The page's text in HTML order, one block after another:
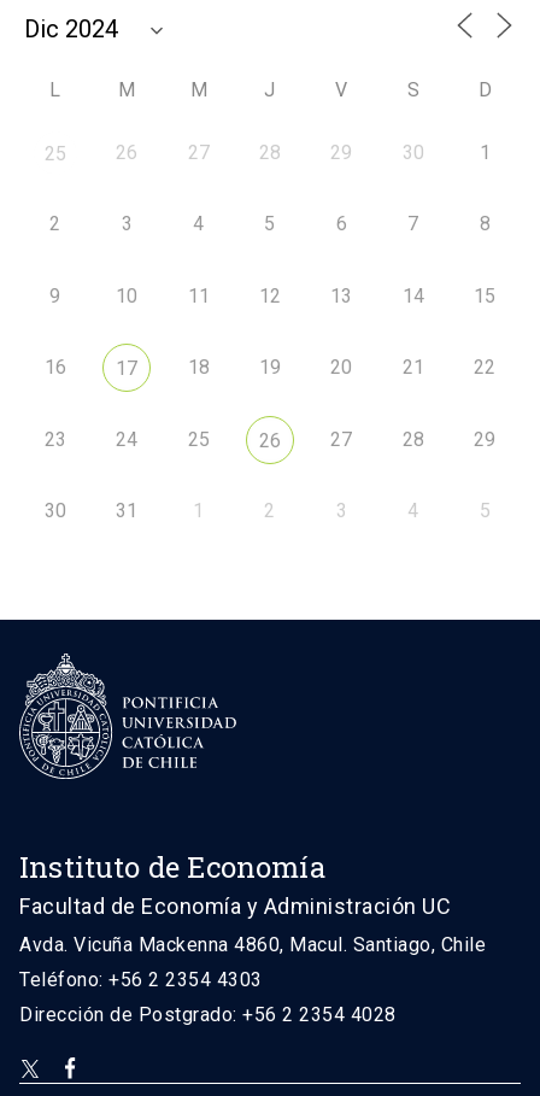
L M M J V S D
25 26 27 28 29 30 1
2 3 4 5 6 7 8
9 10 11 12 13 14 15
16 17 18 19 20 21 22
23 24 25 26 27 28 29
30 31 1 2 3 4 5
Instituto de Economía
Facultad de Economía y Administración UC
Avda. Vicuña Mackenna 4860, Macul. Santiago, Chile
Teléfono: +56 2 2354 4303
Dirección de Postgrado: +56 2 2354 4028